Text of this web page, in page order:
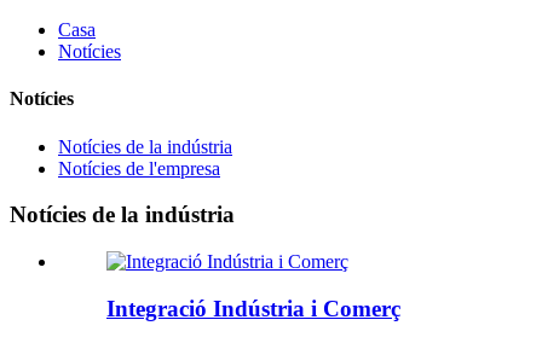
Casa
Notícies
Notícies
Notícies de la indústria
Notícies de l'empresa
Notícies de la indústria
Integració Indústria i Comerç